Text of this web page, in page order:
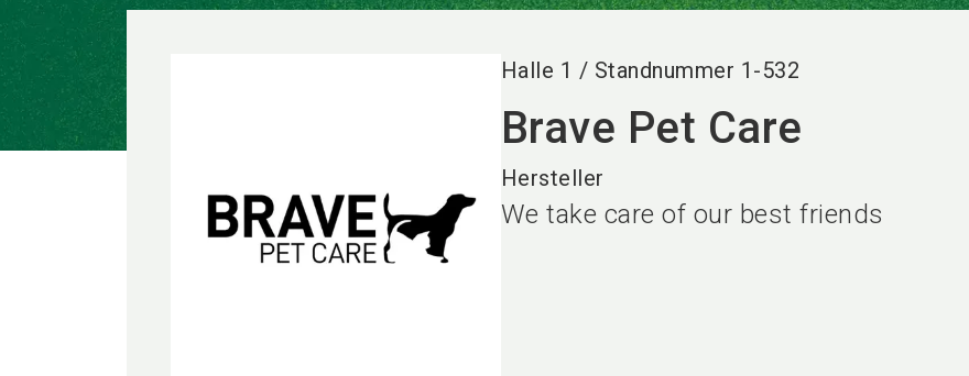
Halle 1 / Standnummer 1-532
Brave Pet Care
Hersteller
We take care of our best friends